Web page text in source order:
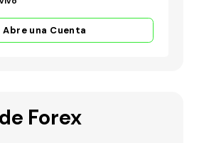
Abre una Cuenta
Forex